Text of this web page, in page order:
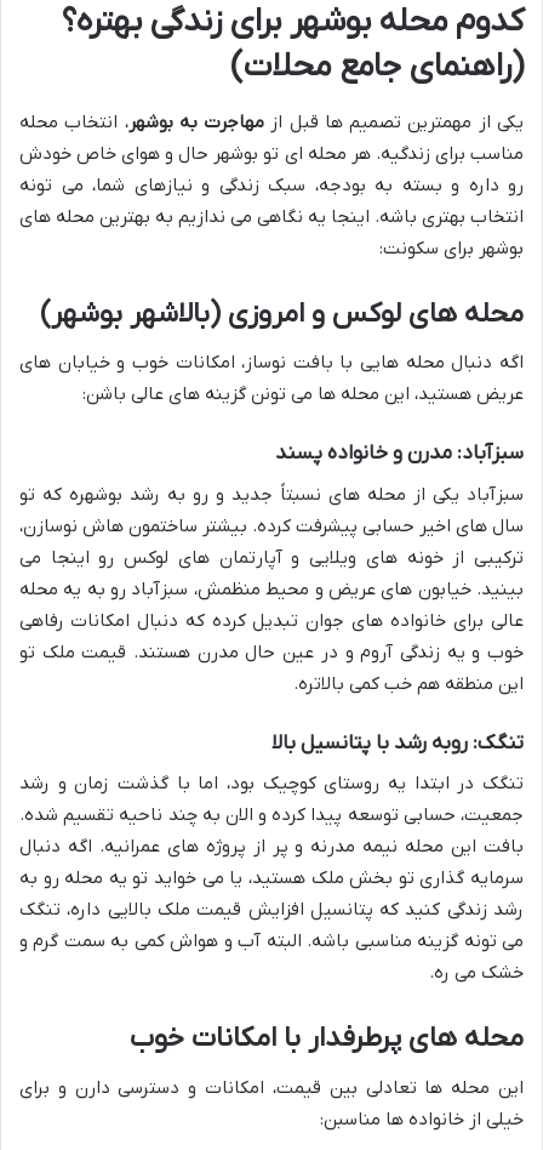
کدوم محله بوشهر برای زندگی بهتره؟
(راهنمای جامع محلات)
یکی از مهمترین تصمیم ها قبل از مهاجرت به بوشهر، انتخاب محله
مناسب برای زندگیه. هر محله ای تو بوشهر حال و هوای خاص خودش
رو داره و بسته به بودجه، سبک زندگی و نیازهای شما، می تونه
انتخاب بهتری باشه. اینجا یه نگاهی می ندازیم به بهترین محله های
بوشهر برای سکونت:
محله های لوکس و امروزی (بالاشهر بوشهر)
اگه دنبال محله هایی با بافت نوساز، امکانات خوب و خیابان های
عریض هستید، این محله ها می تونن گزینه های عالی باشن:
سبزآباد: مدرن و خانواده پسند
سبزآباد یکی از محله های نسبتاً جدید و رو به رشد بوشهره که تو
سال های اخیر حسابی پیشرفت کرده. بیشتر ساختمون هاش نوسازن،
ترکیبی از خونه های ویلایی و آپارتمان های لوکس رو اینجا می
بینید. خیابون های عریض و محیط منظمش، سبزآباد رو به یه محله
عالی برای خانواده های جوان تبدیل کرده که دنبال امکانات رفاهی
خوب و یه زندگی آروم و در عین حال مدرن هستند. قیمت ملک تو
این منطقه هم خب کمی بالاتره.
تنگک: روبه رشد با پتانسیل بالا
تنگک در ابتدا یه روستای کوچیک بود، اما با گذشت زمان و رشد
جمعیت، حسابی توسعه پیدا کرده و الان به چند ناحیه تقسیم شده.
بافت این محله نیمه مدرنه و پر از پروژه های عمرانیه. اگه دنبال
سرمایه گذاری تو بخش ملک هستید، یا می خواید تو یه محله رو به
رشد زندگی کنید که پتانسیل افزایش قیمت ملک بالایی داره، تنگک
می تونه گزینه مناسبی باشه. البته آب و هواش کمی به سمت گرم و
خشک می ره.
محله های پرطرفدار با امکانات خوب
این محله ها تعادلی بین قیمت، امکانات و دسترسی دارن و برای
خیلی از خانواده ها مناسبن: